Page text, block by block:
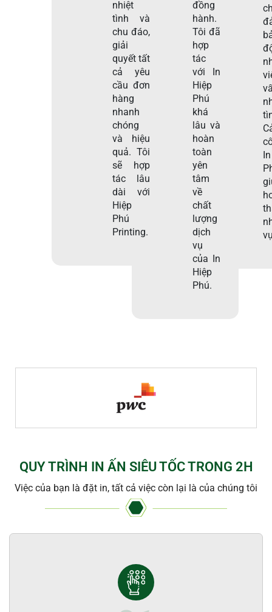
nhiệt
tình và
chu đáo,
giải
quyết tất
cả yêu
cầu đơn
hàng
nhanh
chóng
và hiệu
quả. Tôi
sẽ hợp
tác lâu
dài với
Hiệp
Phú
Printing.
đồng
hành.
Tôi đã
hợp
tác
với In
Hiệp
Phú
khá
lâu và
hoàn
toàn
yên
tâm
về
chất
lượng
dịch
vụ
của In
Hiệp
Phú.
QUY TRÌNH IN ẤN SIÊU TỐC TRONG 2H
Việc của bạn là đặt in, tất cả việc còn lại là của chúng tôi